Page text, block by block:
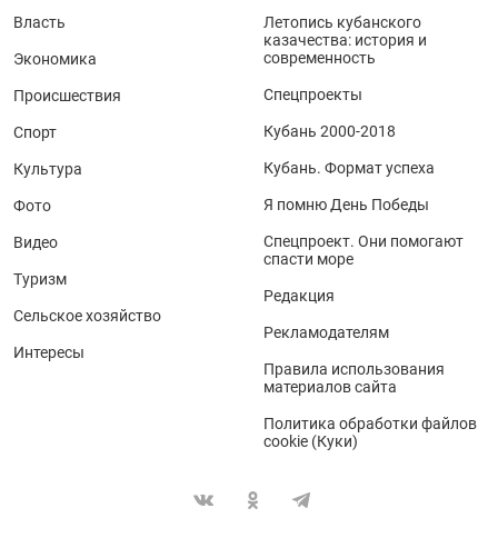
Власть
Экономика
Происшествия
Спорт
Культура
Фото
Видео
Туризм
Сельское хозяйство
Интересы
Летопись кубанского
казачества: история и
современность
Спецпроекты
Кубань 2000-2018
Кубань. Формат успеха
Я помню День Победы
Спецпроект. Они помогают
спасти море
Редакция
Рекламодателям
Правила использования
материалов сайта
Политика обработки файлов
cookie (Куки)